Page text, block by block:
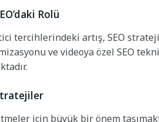
Rolü
tercihlerindeki artış, SEO
ve videoya özel SEO
için büyük bir önem